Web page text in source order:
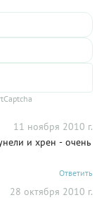
11 ноября 2010 г.
и хрен - очень
Ответить
28 октября 2010 г.